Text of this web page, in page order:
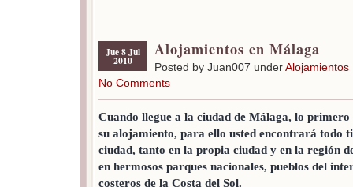
Jue 8 Jul
2010
Alojamientos en Málaga
Posted by Juan007 underAlojamientos
No Comments
Cuando llegue a la ciudad de Málaga, lo primero
su alojamiento, para ello usted encontrará todo
ciudad, tanto en la propia ciudad y en la región
en hermosos parques nacionales, pueblos del
costeros de la Costa del Sol.